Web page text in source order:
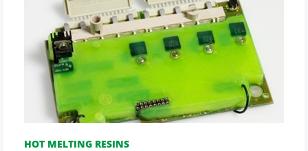
HOT MELTING RESINS